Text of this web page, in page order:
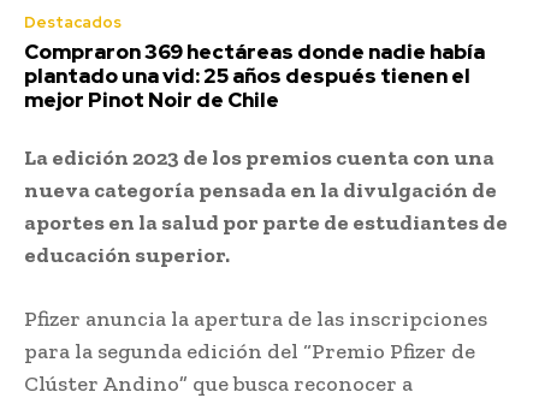
Destacados
Compraron 369 hectáreas donde nadie había
plantado una vid: 25 años después tienen el
mejor Pinot Noir de Chile
La edición 2023 de los premios cuenta con una
nueva categoría pensada en la divulgación de
aportes en la salud por parte de estudiantes de
educación superior.
Pfizer anuncia la apertura de las inscripciones
para la segunda edición del “Premio Pfizer de
Clúster Andino” que busca reconocer a